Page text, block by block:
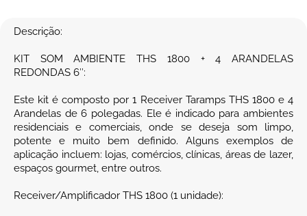
Descrição:
KIT SOM AMBIENTE THS 1800 + 4 ARANDELAS
REDONDAS 6″:
Este kit é composto por 1 Receiver Taramps THS 1800 e 4
Arandelas de 6 polegadas. Ele é indicado para ambientes
residenciais e comerciais, onde se deseja som limpo,
potente e muito bem definido. Alguns exemplos de
aplicação incluem: lojas, comércios, clínicas, áreas de lazer,
espaços gourmet, entre outros.
Receiver/Amplificador THS 1800 (1 unidade):